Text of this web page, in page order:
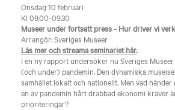
Onsdag 10 februari
Kl 09.00-09.30
Museer under fortsatt press - Hur driver vi
Arrangör: Sveriges Museer
Läs mer och streama seminariet här.
I en ny rapport undersöker nu Sveriges
(och under) pandemin. Den dynamiska
samhället lokalt och nationellt. Men vad
en av pandemin hårt drabbad ekonomi kräver
prioriteringar?